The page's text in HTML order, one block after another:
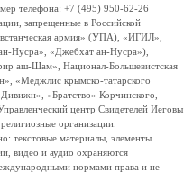
телефона: +7 (495) 950-62-26
запрещенные в Российской
армия» (УПА), «ИГИЛ»,
Нусра», «Джебхат ан-Нусра»),
аш-Шам», Национал-Большевистская
«Меджлис крымско-татарского
«Братство» Корчинского,
центр Свидетелей Иеговы
организации.
текстовые материалы, элементы
видео и аудио охраняются
нормами права и не